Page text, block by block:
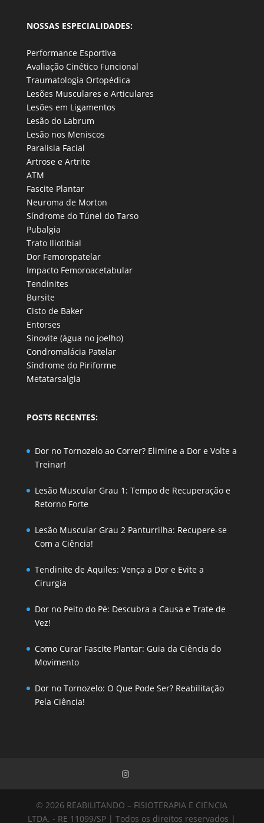
NOSSAS ESPECIALIDADES:
Performance Esportiva
Avaliação Cinético Funcional
Traumatologia Ortopédica
Lesões Musculares e Articulares
Lesões em Ligamentos
Lesão do Labrum
Lesão nos Meniscos
Paralisia Facial
Artrose e Artrite
ATM
Fascite Plantar
Neuroma de Morton
Síndrome do Túnel do Tarso
Pubalgia
Trato Iliotibial
Dor Femoropatelar
Impacto Femoroacetabular
Tendinites
Bursite
Cisto de Baker
Entorses
Sinovite (água no joelho)
Condromalácia Patelar
Síndrome do Piriforme
Metatarsalgia
POSTS RECENTES:
Dor no Tornozelo ao Correr? Elimine a Dor e Volte a
Treinar!
Lesão Muscular Grau 1: Tempo de Recuperação e
Retorno Forte
Lesão Muscular Grau 2 Panturrilha: Recupere-se
Com a Ciência!
Tendinite de Aquiles: Vença a Dor e Evite a
Cirurgia
Dor no Peito do Pé: Descubra a Causa e Trate de
Vez!
Como Curar Fascite Plantar: Guia da Ciência do
Movimento
Dor no Tornozelo: O Que Pode Ser? Reabilitação
Pela Ciência!
© 2026 REABILITANDO – FISIOTERAPIA E CIENCIA
LTDA. - RE 11099/SP | Todos os direitos reservados |